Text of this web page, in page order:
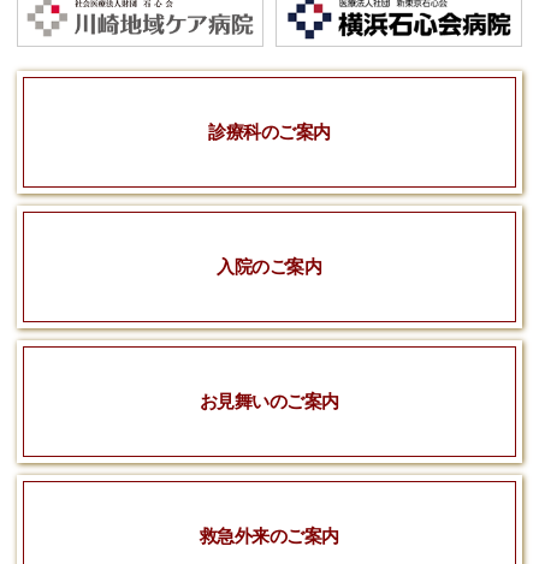
診療科のご案内
入院のご案内
お見舞いのご案内
救急外来のご案内